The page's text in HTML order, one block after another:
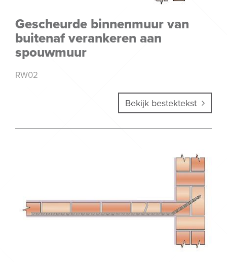
Gescheurde binnenmuur van
buitenaf verankeren aan
spouwmuur
RW02
Bekijk bestektekst